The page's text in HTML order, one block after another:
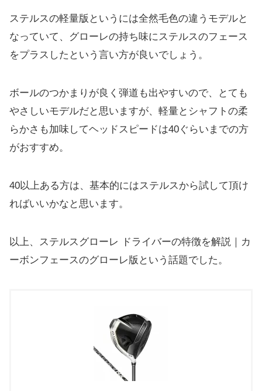
ステルスの軽量版というには全然毛色の違うモデルと
なっていて、
グローレの持ち味にステルスのフェース
をプラスしたという言い方が良いでしょう。
ボールのつかまりが良く弾道も出やすいので、
とても
やさしいモデルだと思いますが、 軽量とシャフトの柔
らかさも加味してヘッドスピードは40ぐらい までの方
がおすすめ。
40以上ある方は、 基本的にはステルスから試して頂け
ればいいかなと思います。
以上、ステルスグローレ ドライバーの特徴を解説｜ カ
ーボンフェースのグローレ版という話題でした。